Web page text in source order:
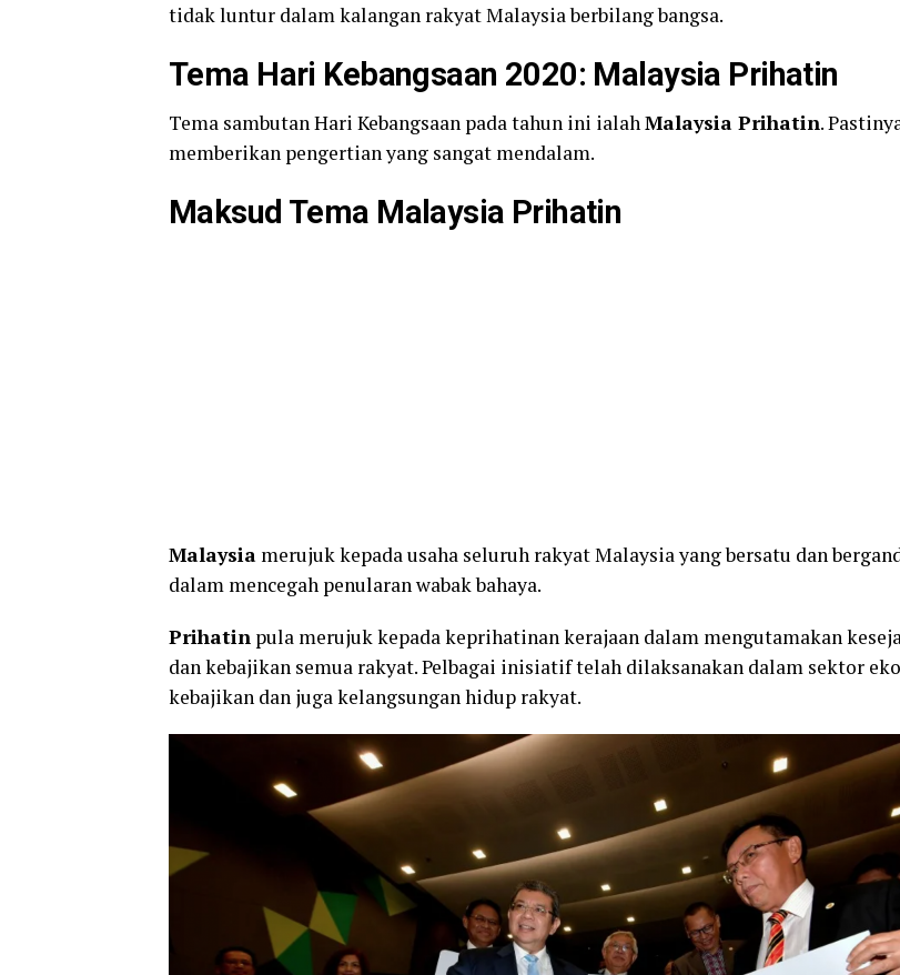
tidak luntur dalam kalangan rakyat Malaysia berbilang bangsa.
Tema Hari Kebangsaan 2020: Malaysia Prihatin
Tema sambutan Hari Kebangsaan pada tahun ini ialahMalaysia Prihatin.
memberikan pengertian yang sangat mendalam.
Maksud Tema Malaysia Prihatin
Malaysia merujuk kepada usaha seluruh rakyat Malaysia yang bersatu dan
dalam mencegah penularan wabak bahaya.
Prihatin pula merujuk kepada keprihatinan kerajaan dalam mengutamakan
dan kebajikan semua rakyat. Pelbagai inisiatif telah dilaksanakan dalam sektor
kebajikan dan juga kelangsungan hidup rakyat.